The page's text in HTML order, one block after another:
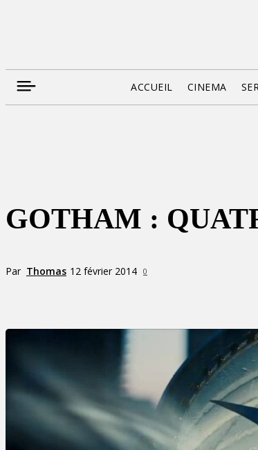
ACCUEIL CINEMA
GOTHAM :
Par Thomas 12 février 2014 0